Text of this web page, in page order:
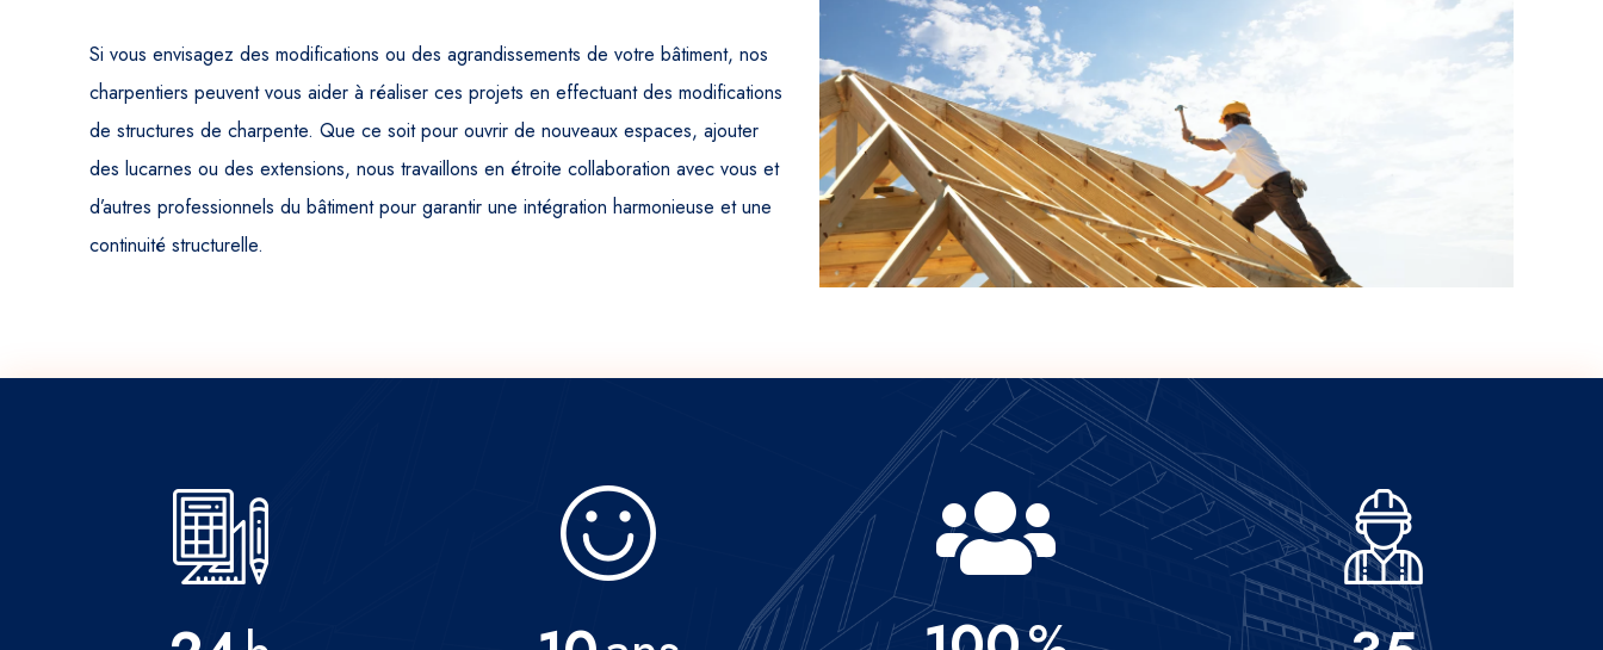
Si vous envisagez des modifications ou des agrandissements de votre bâtiment, nos
charpentiers peuvent vous aider à réaliser ces projets en effectuant des modifications
de structures de charpente. Que ce soit pour ouvrir de nouveaux espaces, ajouter
des lucarnes ou des extensions, nous travaillons en étroite collaboration avec vous et
d’autres professionnels du bâtiment pour garantir une intégration harmonieuse et une
continuité structurelle.